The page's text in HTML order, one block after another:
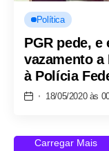
Política
PGR pede,
vazamento
à Polícia
18/05/2020 às
Carregar Mais